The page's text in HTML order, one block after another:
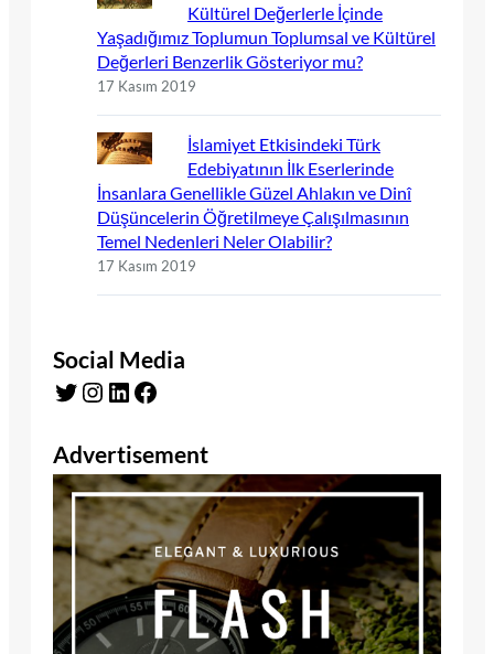
Kültürel Değerlerle İçinde
Yaşadığımız Toplumun Toplumsal ve Kültürel
Değerleri Benzerlik Gösteriyor mu?
17 Kasım 2019
İslamiyet Etkisindeki Türk
Edebiyatının İlk Eserlerinde
İnsanlara Genellikle Güzel Ahlakın ve Dinî
Düşüncelerin Öğretilmeye Çalışılmasının
Temel Nedenleri Neler Olabilir?
17 Kasım 2019
Social Media
Twitter Instagram LinkedIn Facebook
Advertisement